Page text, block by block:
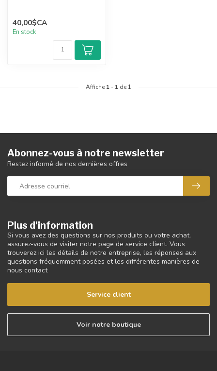
40,00$CA
En stock
Affiche 1 - 1 de 1
Plus d'information
Si vous avez des questions sur nos produits ou votre achat,
assurez-vous de visiter notre page de service client. Vous
trouverez ici les détails de notre entreprise, les réponses aux
questions fréquemment posées et les différentes manières de
nous contact
Service client
Voir notre boutique
Abonnez-vous à notre newsletter
Restez informé de nos dernières offres